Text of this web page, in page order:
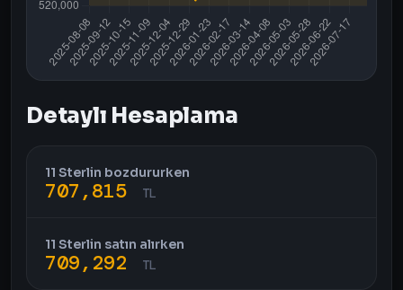
Detaylı Hesaplama
11 Sterlin bozdururken
707,815 TL
11 Sterlin satın alırken
709,292 TL